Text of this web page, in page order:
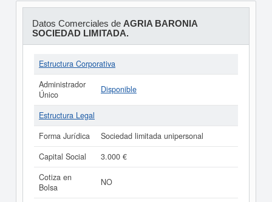
Datos Comerciales de AGRIA BARONIA
SOCIEDAD LIMITADA.
Estructura Corporativa
Administrador
Único
Disponible
Estructura Legal
Forma Jurídica
Sociedad limitada unipersonal
Capital Social
3.000 €
Cotiza en
Bolsa
NO